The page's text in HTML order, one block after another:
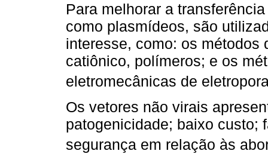
Para melhorar a
como plasmídeos, são
interesse, como: os
catiônico, polímeros; e os
eletromecânicas de
Os vetores não virais
patogenicidade; baixo custo;
segurança em relação às